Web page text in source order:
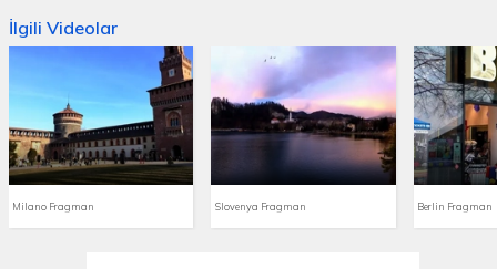
İlgili Videolar
Milano Fragman Slovenya Fragman Berlin Fragman